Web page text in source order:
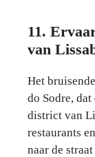
11.
van
Het
do Sodre,
district van
restaurants
naar de